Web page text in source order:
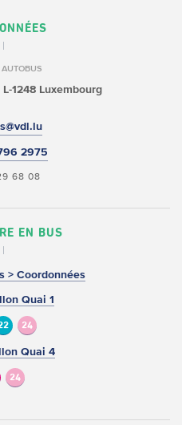
AUTOBUS
L-1248 Luxembourg
2975
68 08
EN BUS
> Coordonnées
Quai 1
24
Quai 4
24